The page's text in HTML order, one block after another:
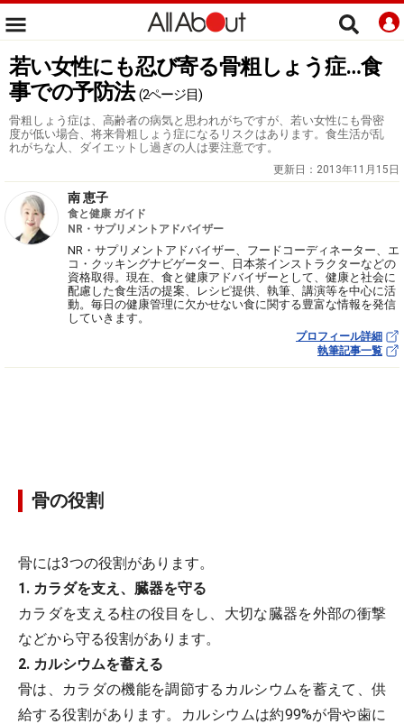
若い女性にも忍び寄る骨粗しょう症…食
事での予防法 (2ページ目)
骨粗しょう症は、高齢者の病気と思われがちですが、若い女性にも骨密
度が低い場合、将来骨粗しょう症になるリスクはあります。食生活が乱
れがちな人、ダイエットし過ぎの人は要注意です。
更新日： 2013年11月15日
南 恵子
食と健康 ガイド
NR・サプリメントアドバイザー
NR・サプリメントアドバイザー、フードコーディネーター、エ
コ・クッキングナビゲーター、日本茶インストラクターなどの
資格取得。現在、食と健康アドバイザーとして、健康と社会に
配慮した食生活の提案、レシピ提供、執筆、講演等を中心に活
動。毎日の健康管理に欠かせない食に関する豊富な情報を発信
していきます。
プロフィール詳細
執筆記事一覧
骨の役割
骨には3つの役割があります。
1. カラダを支え、臓器を守る
カラダを支える柱の役目をし、大切な臓器を外部の衝撃
などから守る役割があります。
2. カルシウムを蓄える
骨は、カラダの機能を調節するカルシウムを蓄えて、供
給する役割があります。カルシウムは約99%が骨や歯に